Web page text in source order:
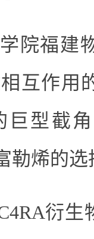
院福建
互作用
巨型截
勒烯的
衍生